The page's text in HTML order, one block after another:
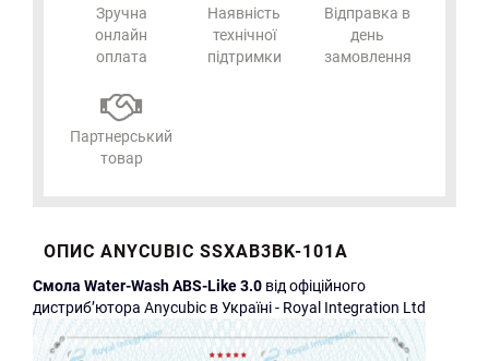
Зручна
онлайн
оплата
Наявність
технічної
підтримки
Відправка в
день
замовлення
Партнерський
товар
ОПИС ANYCUBIC SSXAB3BK-101A
Cмола Water-Wash ABS-Like3.0 від офіційного
дистриб’ютора Anycubic в Україні - Royal Integration Ltd